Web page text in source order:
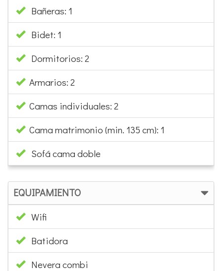
Bañeras: 1
Bidet: 1
Dormitorios: 2
Armarios: 2
Camas individuales: 2
Cama matrimonio (min. 135 cm): 1
Sofá cama doble
EQUIPAMIENTO
Wifi
Batidora
Nevera combi